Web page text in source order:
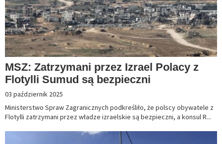
MSZ: Zatrzymani przez Izrael Polacy z
Flotylli Sumud są bezpieczni
03 październik 2025
Ministerstwo Spraw Zagranicznych podkreśliło, że polscy obywatele z
Flotylli zatrzymani przez władze izraelskie są bezpieczni, a konsul R...